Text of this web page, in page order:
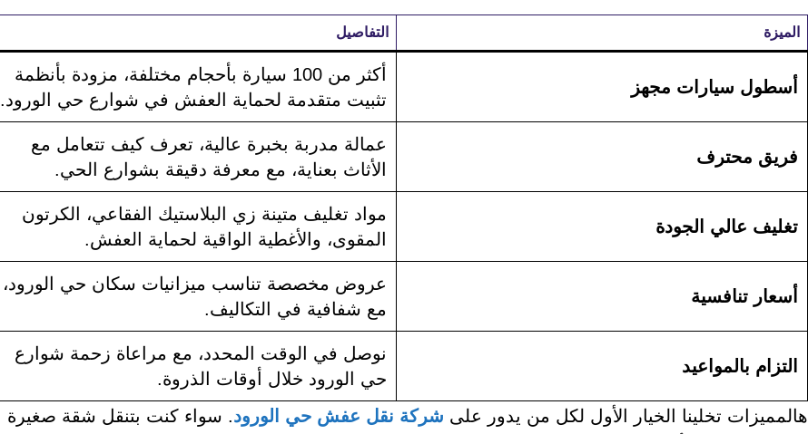
الميزة التفاصيل
أسطول سيارات مجهز
أكثر من 100 سيارة بأحجام مختلفة، مزودة بأنظمة
تثبيت متقدمة لحماية العفش في شوارع حي الورود.
فريق محترف
عمالة مدربة بخبرة عالية، تعرف كيف تتعامل مع
الأثاث بعناية، مع معرفة دقيقة بشوارع الحي.
تغليف عالي الجودة
مواد تغليف متينة زي البلاستيك الفقاعي، الكرتون
المقوى، والأغطية الواقية لحماية العفش.
أسعار تنافسية
عروض مخصصة تناسب ميزانيات سكان حي الورود،
مع شفافية في التكاليف.
التزام بالمواعيد
نوصل في الوقت المحدد، مع مراعاة زحمة شوارع
حي الورود خلال أوقات الذروة.
هالمميزات تخلينا الخيار الأول لكل من يدور على شركة نقل عفش حي الورود. سواء كنت بتنقل شقة صغيرة